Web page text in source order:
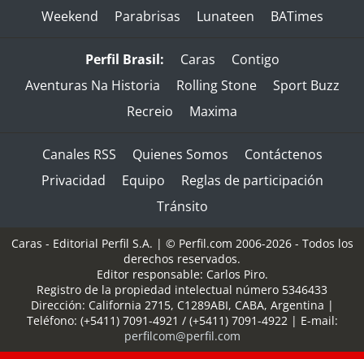
Weekend
Parabrisas Lunateen BATimes
Perfil Brasil: Caras
Contigo
Aventuras Na Historia
Rolling Stone
Sport Buzz
Recreio
Maxima
Canales RSS Quienes Somos
Contáctenos
Privacidad
Equipo
Reglas de participación
Tránsito
Caras - Editorial Perfil S.A. | © Perfil.com 2006-2026 - Todos los
derechos reservados.
Editor responsable: Carlos Piro.
Registro de la propiedad intelectual número 5346433
Dirección: California 2715, C1289ABI, CABA, Argentina |
Teléfono: (+5411) 7091-4921 / (+5411) 7091-4922 | E-mail:
perfilcom@perfil.com